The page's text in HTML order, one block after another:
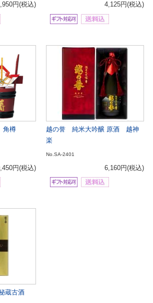
円(税込) 4,125円(税込)
樽
円(税込)
越の誉 純米大吟醸 原酒 越神
楽
No.SA-2401
6,160円(税込)
蔵古酒